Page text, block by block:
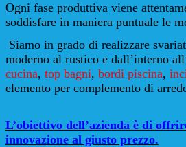
Ogni fase produttiva viene
soddisfare in maniera puntuale le
Siamo in grado di realizzare
moderno al rustico e dall’interno
cucina, top bagni, bordi piscina,
elemento per complemento di
L’obiettivo dell’azienda è di
innovazione al giusto prezzo.